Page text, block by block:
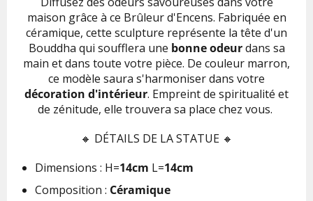
maison grâce à ce Brûleur d'Encens. Fabriquée en
céramique, cette sculpture représente la tête d'un
Bouddha qui soufflera une bonne odeurdans sa
main et dans toute votre pièce. De couleur marron,
ce modèle saura s'harmoniser dans votre
décoration d'intérieur. Empreint de spiritualité et
de zénitude, elle trouvera sa place chez vous.
🔸 DÉTAILS DE LA STATUE 🔸
Dimensions : H=14cm L=14cm
Composition : Céramique